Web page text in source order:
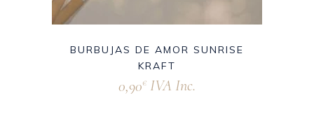
BURBUJAS DE AMOR SUNRISE
KRAFT
0,90€ IVA Inc.